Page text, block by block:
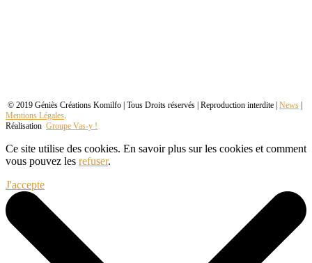
© 2019 Géniès Créations Komilfo | Tous Droits réservés | Reproduction interdite | News
Mentions Légales.
Réalisation Groupe Vas-y !
Ce site utilise des cookies. En savoir plus sur les cookies et comment
vous pouvez les refuser.
J'accepte